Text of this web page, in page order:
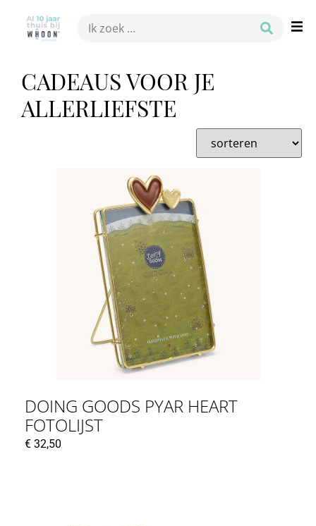
CADEAUS VOOR JE
ALLERLIEFSTE
DOING GOODS PYAR HEART
FOTOLIJST
€ 32,50